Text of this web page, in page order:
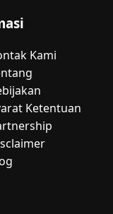
Kami
Ketentuan